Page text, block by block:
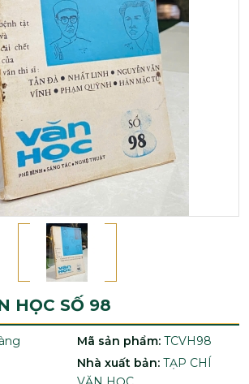
HỌC SỐ 98
Mã sản phẩm: TCVH98
Nhà xuất bản: TẠP CHÍ